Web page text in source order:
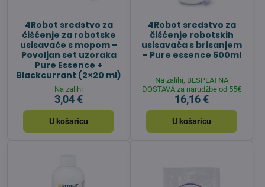
4Robot sredstvo za
čišćenje za robotske
usisavače s mopom –
Povoljan set uzoraka
Pure Essence +
Blackcurrant (2×20 ml)
Na zalihi
3,04 €
U košaricu
4Robot sredstvo za
čišćenje robotskih
usisavača s brisanjem
– Pure essence 500ml
Na zalihi, BESPLATNA
DOSTAVA za narudžbe od 55€
16,16 €
U košaricu